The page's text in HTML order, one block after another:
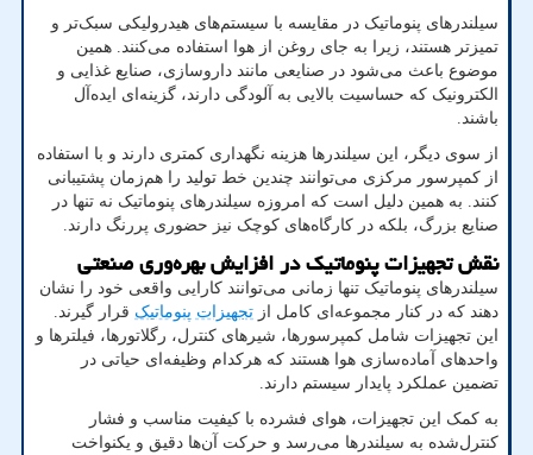
سیلندرهای پنوماتیک در مقایسه با سیستم‌های هیدرولیکی سبک‌تر و
تمیزتر هستند، زیرا به جای روغن از هوا استفاده می‌کنند. همین
موضوع باعث می‌شود در صنایعی مانند داروسازی، صنایع غذایی و
الکترونیک که حساسیت بالایی به آلودگی دارند، گزینه‌ای ایده‌آل
باشند
از سوی دیگر، این سیلندرها هزینه نگهداری کمتری دارند و با استفاده
از کمپرسور مرکزی می‌توانند چندین خط تولید را هم‌زمان پشتیبانی
کنند. به همین دلیل است که امروزه سیلندرهای پنوماتیک نه تنها در
صنایع بزرگ، بلکه در کارگاه‌های کوچک نیز حضوری پررنگ دارند
نقش تجهیزات پنوماتیک در افزایش بهره‌وری صنعتی
سیلندرهای پنوماتیک تنها زمانی می‌توانند کارایی واقعی خود را نشان
دهند که در کنار مجموعه‌ای کامل از تجهیزات پنوماتیک قرار گیرند.
این تجهیزات شامل کمپرسورها، شیرهای کنترل، رگلاتورها، فیلترها و
واحدهای آماده‌سازی هوا هستند که هرکدام وظیفه‌ای حیاتی در
تضمین عملکرد پایدار سیستم دارند.
به کمک این تجهیزات، هوای فشرده با کیفیت مناسب و فشار
کنترل‌شده به سیلندرها می‌رسد و حرکت آن‌ها دقیق و یکنواخت